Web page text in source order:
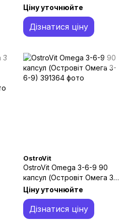
3)
Ціну уточнюйте
Дізнатися ціну
OstroVit
OstroVit Omega 3-6-9 90
капсул (Островіт Омега 3-
6-9)
Ціну уточнюйте
Дізнатися ціну